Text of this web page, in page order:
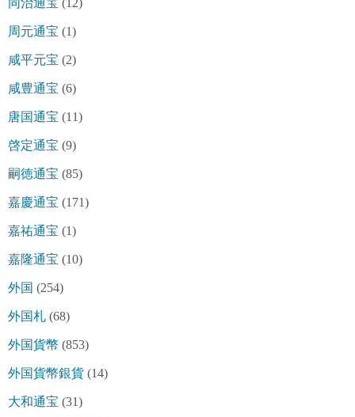
同治通宝 (12)
周元通宝 (1)
咸平元宝 (2)
咸豊通宝 (6)
唐国通宝 (11)
啓定通宝 (9)
嗣徳通宝 (85)
嘉慶通宝 (171)
嘉祐通宝 (1)
嘉隆通宝 (10)
外国 (254)
外国札 (68)
外国貨幣 (853)
外国貨幣銀貨 (14)
大和通宝 (31)